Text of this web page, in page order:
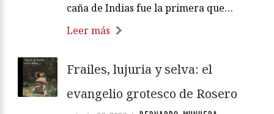
artefacto lanzado sobre inocentes y se
divide entre infierno, secuelas,
de lectura, incluye pies de página e
ilustraciones que dan contexto sobre